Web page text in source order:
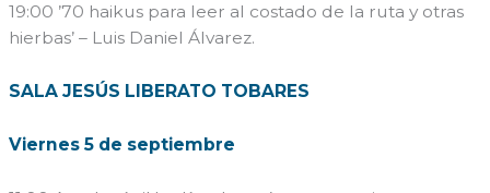
19:00 ’70 haikus para leer al costado de la ruta y otras
hierbas’ – Luis Daniel Álvarez.
SALA JESÚS LIBERATO TOBARES
Viernes 5 de septiembre